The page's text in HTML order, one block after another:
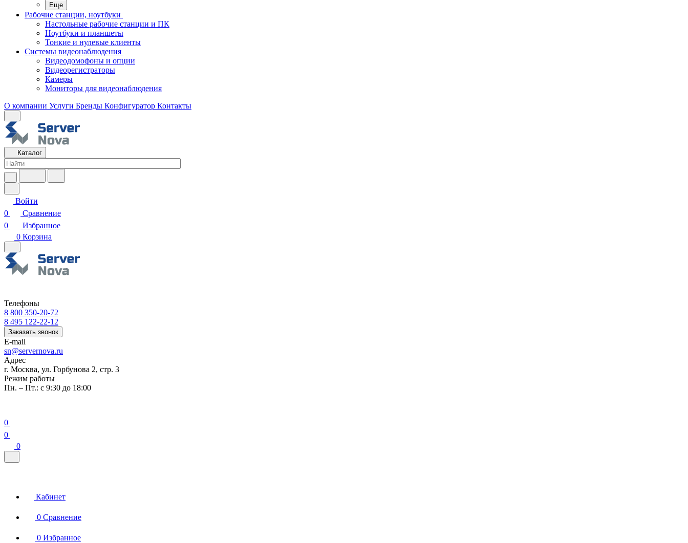
Еще
Рабочие станции, ноутбуки
Настольные рабочие станции и ПК
Ноутбуки и планшеты
Тонкие и нулевые клиенты
Системы видеонаблюдения
Видеодомофоны и опции
Видеорегистраторы
Камеры
Мониторы для видеонаблюдения
О компании Услуги Бренды Конфигуратор Контакты
Каталог
Войти
0
Сравнение
0
Избранное
0 Корзина
Телефоны
8 800 350-20-72
8 495 122-22-12
Заказать звонок
E-mail
sn@servernova.ru
Адрес
г. Москва, ул. Горбунова 2, стр. 3
Режим работы
Пн. – Пт.: с 9:30 до 18:00
0
0
0
Кабинет
0 Сравнение
0 Избранное